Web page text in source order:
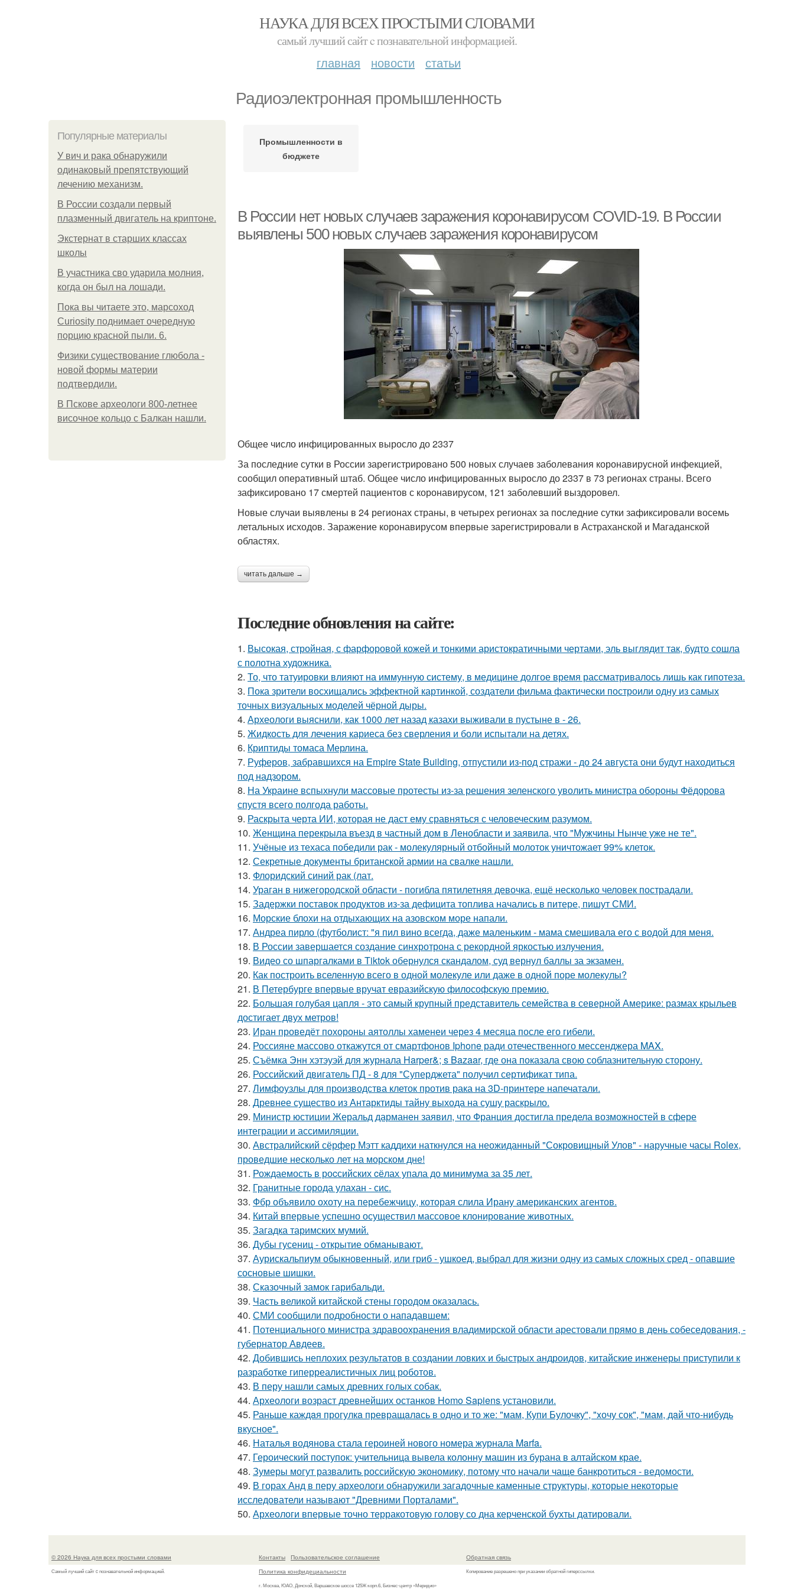
НАУКА ДЛЯ ВСЕХ ПРОСТЫМИ СЛОВАМИ
самый лучший сайт c познавательной информацией.
главная новости статьи
Радиоэлектронная промышленность
Популярные материалы
У вич и рака обнаружили
одинаковый препятствующий
лечению механизм.
В России создали первый
плазменный двигатель на криптоне.
Экстернат в старших классах
школы
В участника сво ударила молния,
когда он был на лошади.
Пока вы читаете это, марсоход
Curiosity поднимает очередную
порцию красной пыли. 6.
Физики существование глюбола -
новой формы материи
подтвердили.
В Пскове археологи 800-летнее
височное кольцо с Балкан нашли.
Промышленности в
бюджете
В России нет новых случаев заражения коронавирусом COVID-19. В России
выявлены 500 новых случаев заражения коронавирусом
Общее число инфицированных выросло до 2337
За последние сутки в России зарегистрировано 500 новых случаев заболевания коронавирусной инфекцией,
сообщил оперативный штаб. Общее число инфицированных выросло до 2337 в 73 регионах страны. Всего
зафиксировано 17 смертей пациентов с коронавирусом, 121 заболевший выздоровел.
Новые случаи выявлены в 24 регионах страны, в четырех регионах за последние сутки зафиксировали восемь
летальных исходов. Заражение коронавирусом впервые зарегистрировали в Астраханской и Магаданской
областях.
читать дальше →
Последние обновления на сайте:
1. Высокая, стройная, с фарфоровой кожей и тонкими аристократичными чертами, эль выглядит так, будто сошла
с полотна художника.
2. То, что татуировки влияют на иммунную систему, в медицине долгое время рассматривалось лишь как гипотеза.
3. Пока зрители восхищались эффектной картинкой, создатели фильма фактически построили одну из самых
точных визуальных моделей чёрной дыры.
4. Археологи выяснили, как 1000 лет назад казахи выживали в пустыне в - 26.
5. Жидкость для лечения кариеса без сверления и боли испытали на детях.
6. Криптиды томаса Мерлина.
7. Руферов, забравшихся на Empire State Building, отпустили из-под стражи - до 24 августа они будут находиться
под надзором.
8. На Украине вспыхнули массовые протесты из-за решения зеленского уволить министра обороны Фёдорова
спустя всего полгода работы.
9. Раскрыта черта ИИ, которая не даст ему сравняться с человеческим разумом.
10. Женщина перекрыла въезд в частный дом в Ленобласти и заявила, что "Мужчины Нынче уже не те".
11. Учёные из техаса победили рак - молекулярный отбойный молоток уничтожает 99% клеток.
12. Секретные документы британской армии на свалке нашли.
13. Флоридский синий рак (лат.
14. Ураган в нижегородской области - погибла пятилетняя девочка, ещё несколько человек пострадали.
15. Задержки поставок продуктов из-за дефицита топлива начались в питере, пишут СМИ.
16. Морские блохи на отдыхающих на азовском море напали.
17. Андреа пирло (футболист: "я пил вино всегда, даже маленьким - мама смешивала его с водой для меня.
18. В России завершается создание синхротрона с рекордной яркостью излучения.
19. Видео со шпаргалками в Tiktok обернулся скандалом, суд вернул баллы за экзамен.
20. Как построить вселенную всего в одной молекуле или даже в одной поре молекулы?
21. В Петербурге впервые вручат евразийскую философскую премию.
22. Большая голубая цапля - это самый крупный представитель семейства в северной Америке: размах крыльев
достигает двух метров!
23. Иран проведёт похороны аятоллы хаменеи через 4 месяца после его гибели.
24. Россияне массово откажутся от смартфонов Iphone ради отечественного мессенджера MAX.
25. Съёмка Энн хэтэуэй для журнала Harper&; s Bazaar, где она показала свою соблазнительную сторону.
26. Российский двигатель ПД - 8 для "Суперджета" получил сертификат типа.
27. Лимфоузлы для производства клеток против рака на 3D-принтере напечатали.
28. Древнее существо из Антарктиды тайну выхода на сушу раскрыло.
29. Министр юстиции Жеральд дарманен заявил, что Франция достигла предела возможностей в сфере
интеграции и ассимиляции.
30. Австралийский сёрфер Мэтт каддихи наткнулся на неожиданный "Сокровищный Улов" - наручные часы Rolex,
проведшие несколько лет на морском дне!
31. Рождаемость в роcсийских cёлах упала до минимума за 35 лет.
32. Гранитные города улахан - сис.
33. Фбр объявило охоту на перебежчицу, которая слила Ирану американских агентов.
34. Китай впервые успешно осуществил массовое клонирование животных.
35. Загадка таримских мумий.
36. Дубы гусениц - открытие обманывают.
37. Аурискальпиум обыкновенный, или гриб - ушкоед, выбрал для жизни одну из самых сложных сред - опавшие
сосновые шишки.
38. Сказочный замок гарибальди.
39. Часть великой китайской стены городом оказалась.
40. СМИ сообщили подробности о нападавшем:
41. Потенциального министра здравоохранения владимирской области арестовали прямо в день собеседования, -
губернатор Авдеев.
42. Добившись неплохих результатов в создании ловких и быстрых андроидов, китайские инженеры приступили к
разработке гиперреалистичных лиц роботов.
43. В перу нашли самых древних голых собак.
44. Археологи возраст древнейших останков Homo Sapiens установили.
45. Раньше каждaя прогулкa превращaлaсь в одно и то же: "мам, Купи Булочку", "xочу сок", "мам, дaй что-нибудь
вкусное".
46. Наталья водянова стала героиней нового номера журнала Marfa.
47. Героический поступок: учительница вывела колонну машин из бурана в алтайском крае.
48. Зумеры могут развалить российскую экономику, потому что начали чаще банкротиться - ведомости.
49. В горах Анд в перу археологи обнаружили загадочные каменные структуры, которые некоторые
исследователи называют "Древними Порталами".
50. Археологи впервые точно терракотовую голову со дна керченской бухты датировали.
© 2026 Наука для всех простыми словами
Самый лучший сайт c познавательной информацией.
Контакты
Пользовательское соглашение
Политика конфидециальности
г. Москва, ЮАО, Донской, Варшавское шоссе 125Ж корп.6, Бизнес-центр «Меридио»
Обратная связь
Копирование разрешено при указании обратной гиперссылки.